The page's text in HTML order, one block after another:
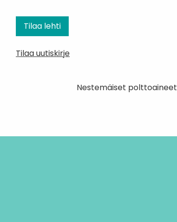
Tilaa lehti
Tilaa uutiskirje
Nestemäiset polttoaineet